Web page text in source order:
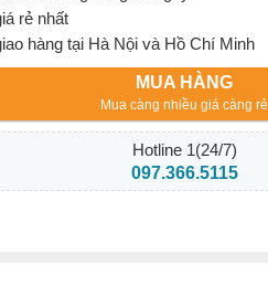
rẻ nhất
hàng tại Hà Nội và Hồ Chí Minh
MUA HÀNG
Mua càng nhiều giá càng rẻ
Hotline 1(24/7)
097.366.5115